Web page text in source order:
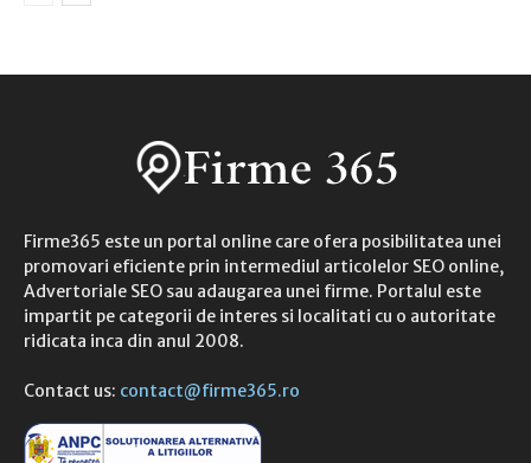
Firme365 este un portal online care ofera posibilitatea unei
promovari eficiente prin intermediul articolelor SEO online,
Advertoriale SEO sau adaugarea unei firme. Portalul este
impartit pe categorii de interes si localitati cu o autoritate
ridicata inca din anul 2008.
Contact us: contact@firme365.ro